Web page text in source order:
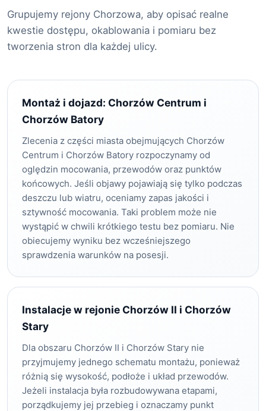
Grupujemy rejony Chorzowa, aby opisać realne
kwestie dostępu, okablowania i pomiaru bez
tworzenia stron dla każdej ulicy.
Montaż i dojazd: Chorzów Centrum i
Chorzów Batory
Zlecenia z części miasta obejmujących Chorzów
Centrum i Chorzów Batory rozpoczynamy od
oględzin mocowania, przewodów oraz punktów
końcowych. Jeśli objawy pojawiają się tylko podczas
deszczu lub wiatru, oceniamy zapas jakości i
sztywność mocowania. Taki problem może nie
wystąpić w chwili krótkiego testu bez pomiaru. Nie
obiecujemy wyniku bez wcześniejszego
sprawdzenia warunków na posesji.
Instalacje w rejonie Chorzów II i Chorzów
Stary
Dla obszaru Chorzów II i Chorzów Stary nie
przyjmujemy jednego schematu montażu, ponieważ
różnią się wysokość, podłoże i układ przewodów.
Jeżeli instalacja była rozbudowywana etapami,
porządkujemy jej przebieg i oznaczamy punkt